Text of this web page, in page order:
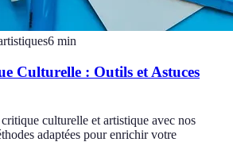
6 min
Culturelle : Outils et Astuces
culturelle et artistique avec nos
adaptées pour enrichir votre